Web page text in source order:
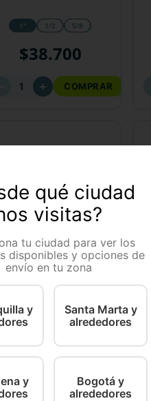
1" 1/2 5/8
$38.700
＋ COMPRAR
argos
$ 000
qué ciudad
visitas?
tu ciudad para ver los
disponibles y opciones de
envío en tu zona
y
Santa Marta y
alrededores
y
Bogotá y
alrededores